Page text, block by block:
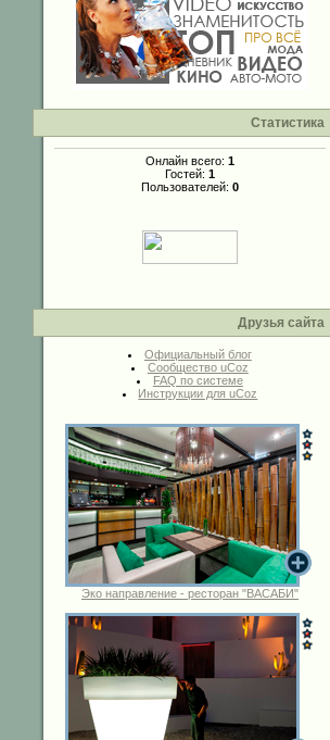
Статистика
Онлайн всего: 1
Гостей: 1
Пользователей: 0
Друзья сайта
Официальный блог
Сообщество uCoz
FAQ по системе
Инструкции для uCoz
Эко направление - ресторан "ВАСАБИ"